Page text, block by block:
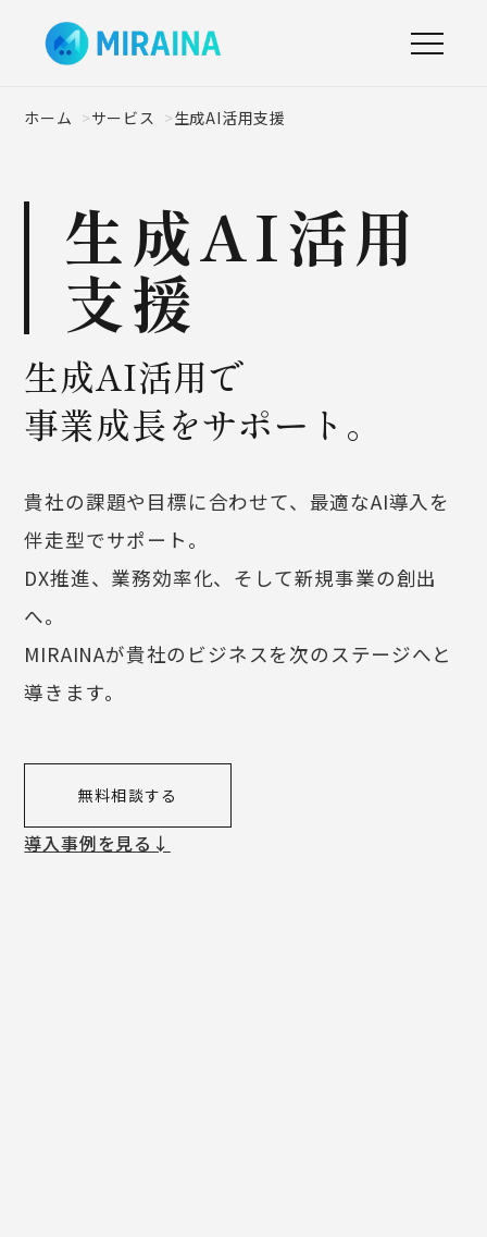
ホーム サービス 生成AI活用支援
生成AI活用
支援
生成AI活用で
事業成長をサポート。
貴社の課題や目標に合わせて、最適なAI導入を
伴走型でサポート。
DX推進、業務効率化、そして新規事業の創出
へ。
MIRAINAが貴社のビジネスを次のステージへと
導きます。
無料相談する
導入事例を見る